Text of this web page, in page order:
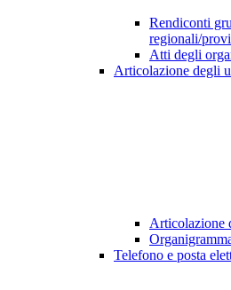
Rendiconti
regionali/
Atti degli
Articolazione degli
Articolazione
Telefono e posta